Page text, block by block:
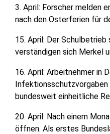
3. April: Forscher melden
nach den Osterferien für
15. April: Der
verständigen sich Merkel
16. April: Arbeitnehmer in
bundesweit einheitliche
20. April: Nach einem
öffnen. Als erstes